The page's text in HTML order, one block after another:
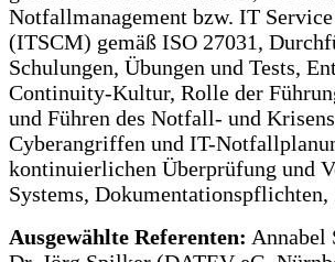
Notfallmanagement bzw. IT
(ITSCM) gemäß ISO 27031,
Schulungen, Übungen und Tests,
Continuity-Kultur, Rolle der
und Führen des Notfall- und
Cyberangriffen und IT-
kontinuierlichen Überprüfung und
Systems,
Ausgewählte Referenten: Annabel